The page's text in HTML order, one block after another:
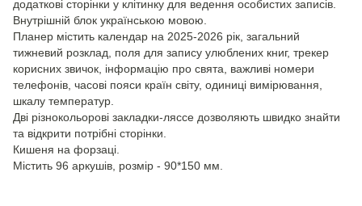
додаткові сторінки у клітинку для ведення особистих записів.
Внутрішній блок українською мовою.
Планер містить календар на 2025-2026 рік, загальний
тижневий розклад, поля для запису улюблених книг, трекер
корисних звичок, інформацію про свята, важливі номери
телефонів, часові пояси країн світу, одиниці вимірювання,
шкалу температур.
Дві різнокольорові закладки-ляссе дозволяють швидко знайти
та відкрити потрібні сторінки.
Кишеня на форзаці.
Містить 96 аркушів, розмір - 90*150 мм.